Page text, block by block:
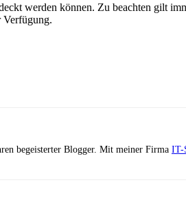
werden können. Zu beachten gilt
Verfügung.
begeisterter Blogger. Mit meiner Firma IT-